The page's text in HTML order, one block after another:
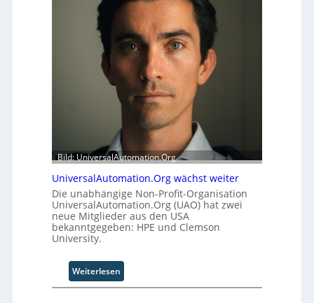
Bild: UniversalAutomation.Org
UniversalAutomation.Org wächst weiter
Die unabhängige Non-Profit-Organisation
UniversalAutomation.Org (UAO) hat zwei
neue Mitglieder aus den USA
bekanntgegeben: HPE und Clemson
University.
Weiterlesen
U